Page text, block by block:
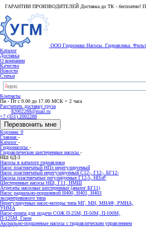
ГАРАНТИИ ПРОИЗВОДИТЕЛЕЙ Доставка до ТК - бесплатно!
ООО Гидромаш Насосы. Гидравлика.
Каталог
Доставка
О компании
Качество
Новости
Статьи
Контакты
Пн - Пт с 9.00 до 17.00 МСК + 2 часа
Рассчитать доставку груза
82002288@mail.ru
+7 (351) 2002288
Перезвонить мне
Корзина: 0
Главная -
Каталог -
Гидронасосы -
Гидравлические шестеренные насосы -
НШ 6Д-3
Насосы в каталоге гидравлики
Насос пластинчатый НПл нерегулируемый
Насос пластинчатый нерегулируемый С12-, Г12-, БГ12-
Насосы пластинчатые регулируемые Г12-5, НПлР
Шестеренные насосы НШ, Г11, НМШ
Агрегаты насосные шестеренные (аналог БГ11)
Насос радиально-поршневой Н400, Н401, Н403
эксцентрикового типа
Нерегулируемые насос-моторы типа МГ, МН, МНАФ, РМНА,
УНМА
Насос-помпа для подачи СОЖ П-25М, П-50М, П-100М,
П-125М, Гном
Аксиально-поршневые насосы с гидравлическим управлением